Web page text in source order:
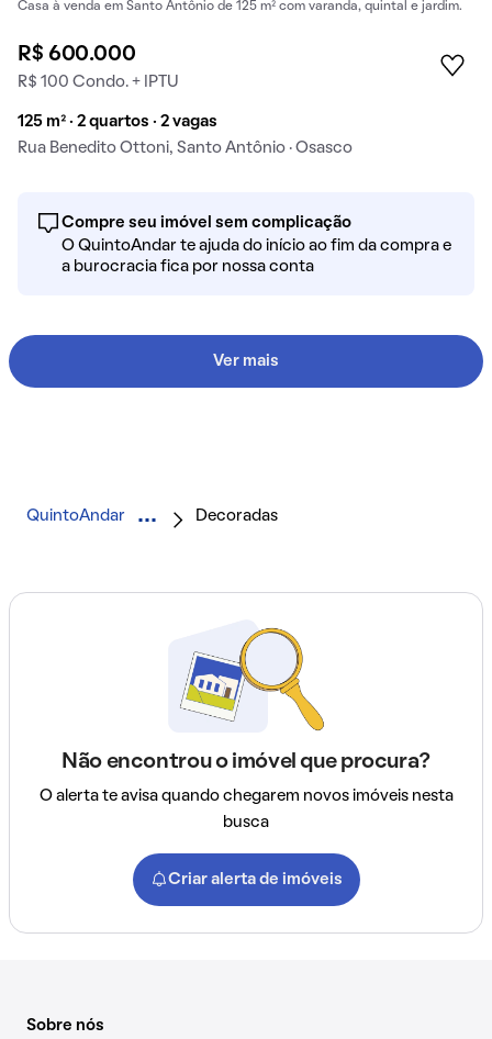
Casa à venda em Santo Antônio de 125 m² com varanda, quintal e jardim.
R$ 600.000
R$ 100 Condo. + IPTU
125 m² · 2 quartos · 2 vagas
Rua Benedito Ottoni, Santo Antônio · Osasco
Compre seu imóvel sem complicação
O QuintoAndar te ajuda do início ao fim da compra e
a burocracia fica por nossa conta
Ver mais
QuintoAndar Decoradas
Não encontrou o imóvel que procura?
O alerta te avisa quando chegarem novos imóveis nesta
busca
Criar alerta de imóveis
Sobre nós